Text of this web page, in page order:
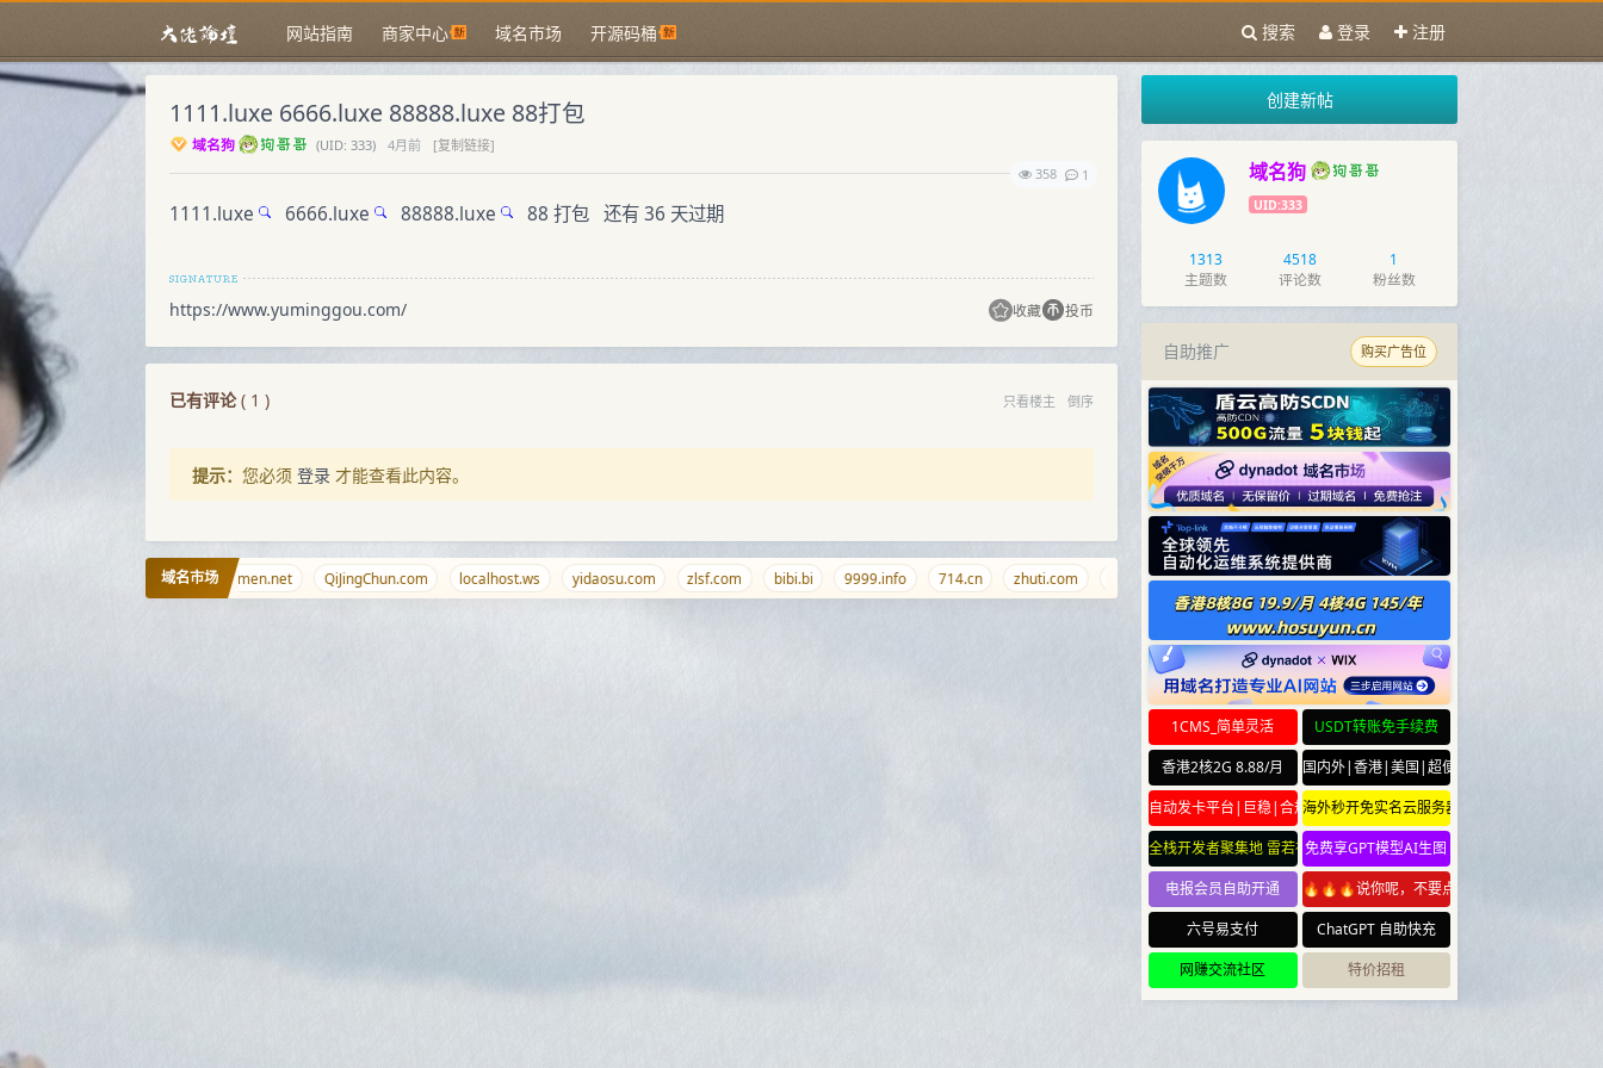
网站指南 商家中心 域名市场 开源码桶 搜索 登录 注册
1111.luxe 6666.luxe 88888.luxe 88打包
域名狗 (UID:333) 4月前
[复制链接]
358
1
1111.luxe 6666.luxe 88888.luxe 88 打包 还有 36 天过期
https://www.yuminggou.com/ 收藏 投币
已有评论( 1 ) 只看楼主 倒序
提示： 您必须 登录 才能查看此内容。
域名市场
cuichan.com haimen.net QiJingChun.com localhost.ws yidaosu.com zlsf.com bibi.bi 9999.info 714.cn zhuti.com fwfw.net haodaohang.com qq.md 98765.net
创建新帖
域名狗
UID:333
1313
主题数
4518
评论数
1
粉丝数
自助推广 购买广告位
1CMS_简单灵活
USDT转账免手续费
香港2核2G 8.88/月
国内外|香港|美国|超便宜云服务器
自动发卡平台|巨稳|合规海外秒开免实名云服务器
全栈开发者聚集地 雷若社区 leiruo.com
免费享GPT模型AI生图
电报会员自助开通
🔥🔥🔥说你呢，不要点🔥🔥🔥
六号易支付
ChatGPT 自助快充
网赚交流社区
特价招租